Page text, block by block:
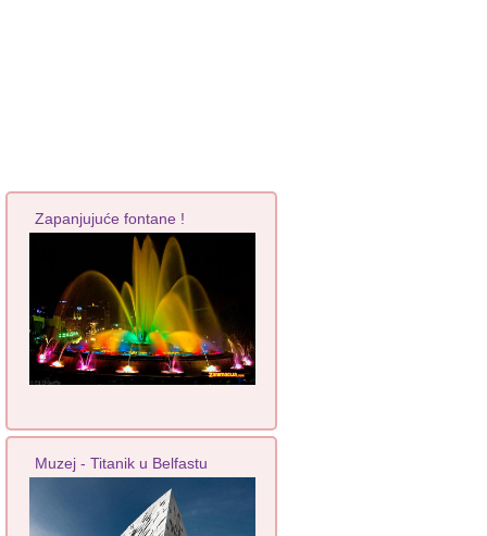
Zapanjujuće fontane !
Muzej - Titanik u Belfastu